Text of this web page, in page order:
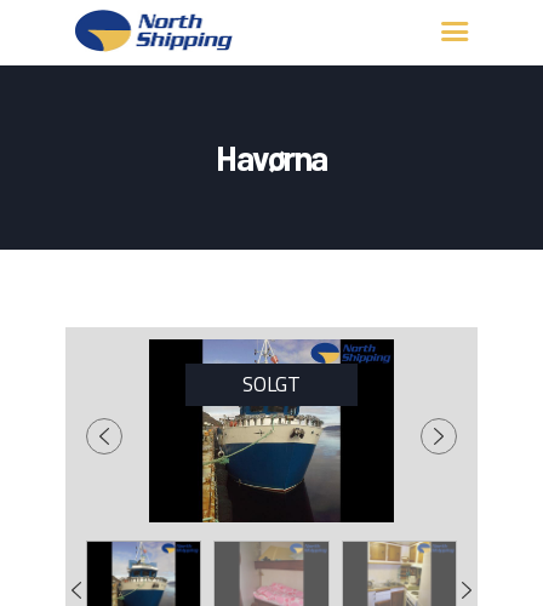
Havørna
KONTAKT OSS
SOLGT